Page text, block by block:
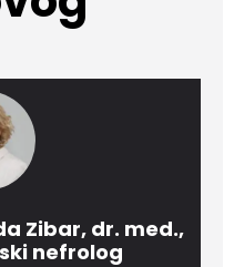
Zibar, dr. med.,
nefrolog